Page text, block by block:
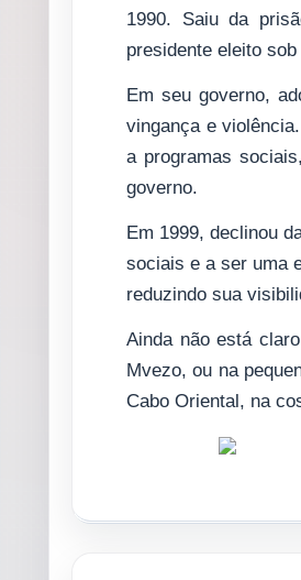
1990. Saiu da
presidente eleito
Em seu governo,
vingança e
a programas
governo.
Em 1999, declinou
sociais e a ser uma
reduzindo sua
Ainda não está
Mvezo, ou na
Cabo Oriental, na